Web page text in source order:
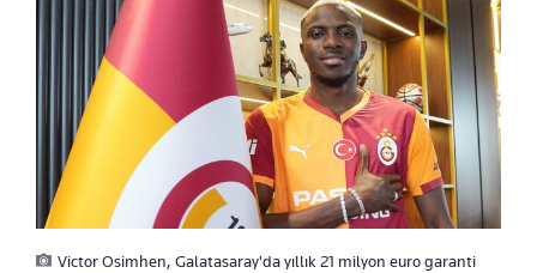
Victor Osimhen, Galatasaray'da yıllık 21 milyon euro garanti